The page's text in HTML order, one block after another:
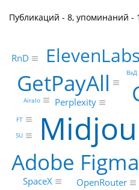
Публикаций - 8, упоминаний -
Adobe Figma
GetPayAll
ElevenLabs
Perplexity
SpaceX OpenRouter
RnD
Airalo
ВэД
FT
SU